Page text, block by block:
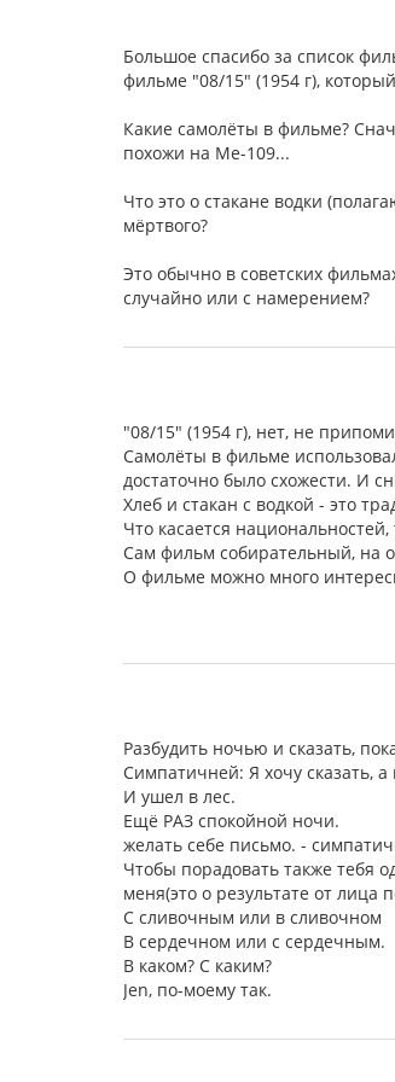
Большое спасибо за список
фильме "08/15" (1954 г),
Какие самолёты в фильме?
похожи на Me-109...
Что это о стакане водки
мёртвого?
Это обычно в советских
случайно или с намерением?
"08/15" (1954 г), нет, не
Самолёты в фильме
достаточно было схожести. И
Хлеб и стакан с водкой - это
Что касается
Сам фильм собирательный, на
О фильме можно много
Разбудить ночью и сказать,
Симпатичней: Я хочу сказать, а
И ушел в лес.
Ещё РАЗ спокойной ночи.
желать себе письмо. -
Чтобы порадовать также тебя
меня(это о результате от лица
С сливочным или в сливочном
В сердечном или с сердечным.
В каком? С каким?
Jen, по-моему так.